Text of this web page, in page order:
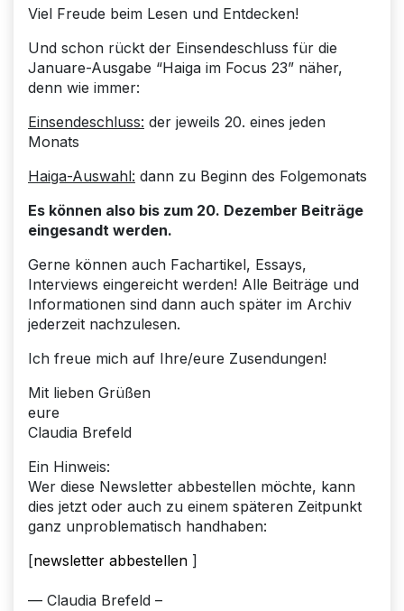
Viel Freude beim Lesen und Entdecken!
Und schon rückt der Einsendeschluss für die
Januare-Ausgabe “Haiga im Focus 23” näher,
denn wie immer:
Einsendeschluss: der jeweils 20. eines jeden
Monats
Haiga-Auswahl: dann zu Beginn des Folgemonats
Es können also bis zum 20. Dezember Beiträge
eingesandt werden.
Gerne können auch Fachartikel, Essays,
Interviews eingereicht werden! Alle Beiträge und
Informationen sind dann auch später im Archiv
jederzeit nachzulesen.
Ich freue mich auf Ihre/eure Zusendungen!
Mit lieben Grüßen
eure
Claudia Brefeld
Ein Hinweis:
Wer diese Newsletter abbestellen möchte, kann
dies jetzt oder auch zu einem späteren Zeitpunkt
ganz unproblematisch handhaben:
[newsletter abbestellen ]
— Claudia Brefeld –